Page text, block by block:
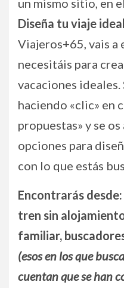
Diseña tu viaje
Viajeros+65, vais
necesitáis para
vacaciones
haciendo «clic» en
propuestas» y se
opciones para
con lo que estás
Encontrarás
tren sin
familiar,
(esos en los que
cuentan que se han